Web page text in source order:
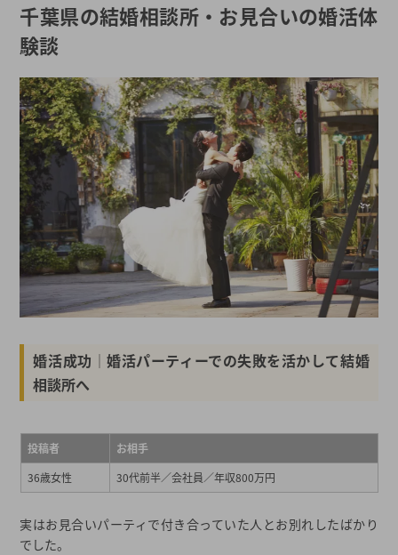
千葉県の結婚相談所・お見合いの婚活体
験談
婚活成功│婚活パーティーでの失敗を活かして結婚
相談所へ
投稿者
お相手
36歳女性
30代前半／会社員／年収800万円
実はお見合いパーティで付き合っていた人とお別れしたばかり
でした。